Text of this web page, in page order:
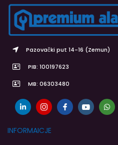
Pazovački put 14-16 (Zemun)
PIB: 100197623
MB: 06303480
INFORMAICJE